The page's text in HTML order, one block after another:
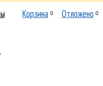
Корзина 0 Отложено 0